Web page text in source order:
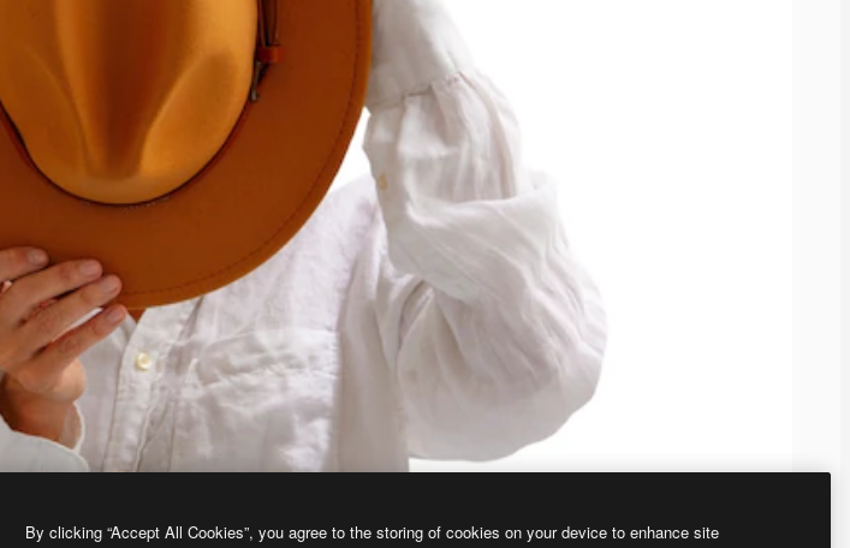
By clicking “Accept All Cookies”, you agree to the storing of cookies on your device to enhance site